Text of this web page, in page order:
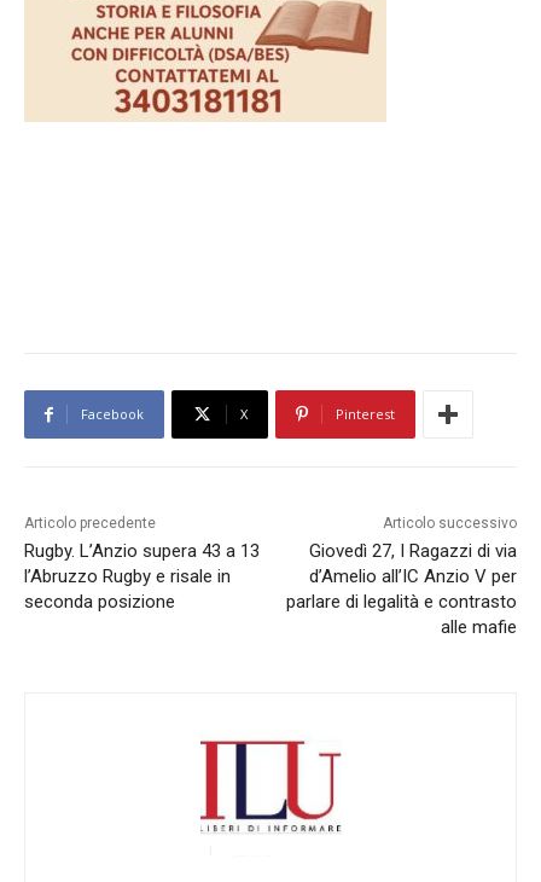
Facebook X Pinterest
Articolo precedente
Rugby. L’Anzio supera 43 a 13
l’Abruzzo Rugby e risale in
seconda posizione
Articolo successivo
Giovedì 27, I Ragazzi di via
d’Amelio all’IC Anzio V per
parlare di legalità e contrasto
alle mafie